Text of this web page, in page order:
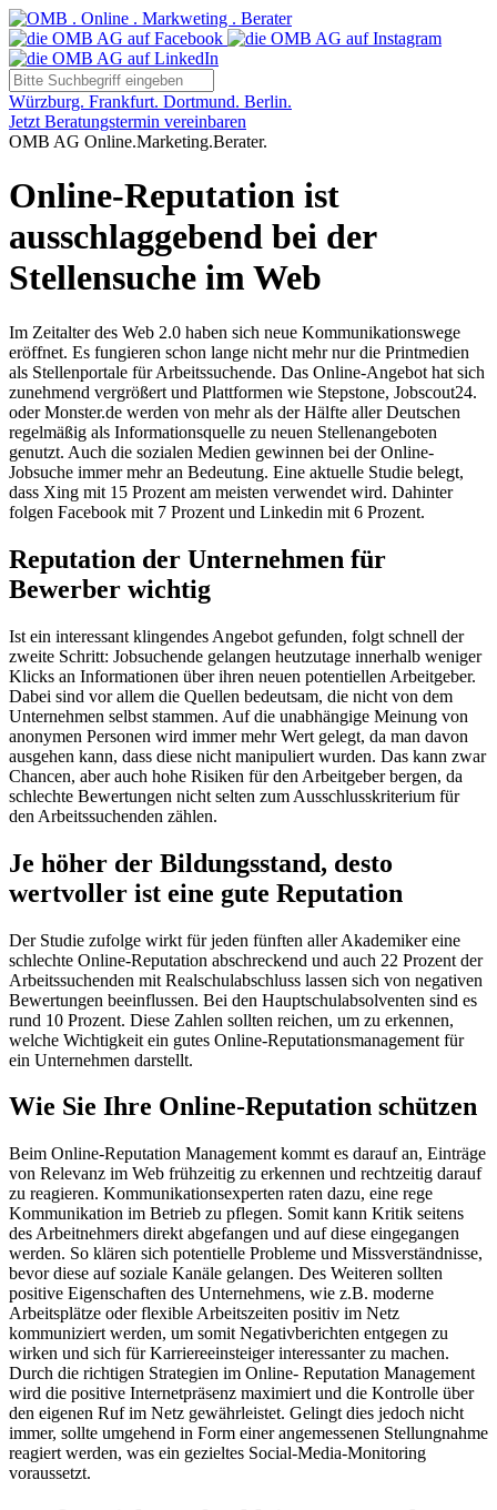
Würzburg. Frankfurt. Dortmund. Berlin.
Jetzt Beratungstermin vereinbaren
OMB AG Online.Marketing.Berater.
Online-Reputation ist
ausschlaggebend bei der
Stellensuche im Web
Im Zeitalter des Web 2.0 haben sich neue Kommunikationswege
eröffnet. Es fungieren schon lange nicht mehr nur die Printmedien
als Stellenportale für Arbeitssuchende. Das Online-Angebot hat sich
zunehmend vergrößert und Plattformen wie Stepstone, Jobscout24.
oder Monster.de werden von mehr als der Hälfte aller Deutschen
regelmäßig als Informationsquelle zu neuen Stellenangeboten
genutzt. Auch die sozialen Medien gewinnen bei der Online-
Jobsuche immer mehr an Bedeutung. Eine aktuelle Studie belegt,
dass Xing mit 15 Prozent am meisten verwendet wird. Dahinter
folgen Facebook mit 7 Prozent und Linkedin mit 6 Prozent.
Reputation der Unternehmen für
Bewerber wichtig
Ist ein interessant klingendes Angebot gefunden, folgt schnell der
zweite Schritt: Jobsuchende gelangen heutzutage innerhalb weniger
Klicks an Informationen über ihren neuen potentiellen Arbeitgeber.
Dabei sind vor allem die Quellen bedeutsam, die nicht von dem
Unternehmen selbst stammen. Auf die unabhängige Meinung von
anonymen Personen wird immer mehr Wert gelegt, da man davon
ausgehen kann, dass diese nicht manipuliert wurden. Das kann zwar
Chancen, aber auch hohe Risiken für den Arbeitgeber bergen, da
schlechte Bewertungen nicht selten zum Ausschlusskriterium für
den Arbeitssuchenden zählen.
Je höher der Bildungsstand, desto
wertvoller ist eine gute Reputation
Der Studie zufolge wirkt für jeden fünften aller Akademiker eine
schlechte Online-Reputation abschreckend und auch 22 Prozent der
Arbeitssuchenden mit Realschulabschluss lassen sich von negativen
Bewertungen beeinflussen. Bei den Hauptschulabsolventen sind es
rund 10 Prozent. Diese Zahlen sollten reichen, um zu erkennen,
welche Wichtigkeit ein gutes Online-Reputationsmanagement für
ein Unternehmen darstellt.
Wie Sie Ihre Online-Reputation schützen
Beim Online-Reputation Management kommt es darauf an, Einträge
von Relevanz im Web frühzeitig zu erkennen und rechtzeitig darauf
zu reagieren. Kommunikationsexperten raten dazu, eine rege
Kommunikation im Betrieb zu pflegen. Somit kann Kritik seitens
des Arbeitnehmers direkt abgefangen und auf diese eingegangen
werden. So klären sich potentielle Probleme und Missverständnisse,
bevor diese auf soziale Kanäle gelangen. Des Weiteren sollten
positive Eigenschaften des Unternehmens, wie z.B. moderne
Arbeitsplätze oder flexible Arbeitszeiten positiv im Netz
kommuniziert werden, um somit Negativberichten entgegen zu
wirken und sich für Karriereeinsteiger interessanter zu machen.
Durch die richtigen Strategien im Online- Reputation Management
wird die positive Internetpräsenz maximiert und die Kontrolle über
den eigenen Ruf im Netz gewährleistet. Gelingt dies jedoch nicht
immer, sollte umgehend in Form einer angemessenen Stellungnahme
reagiert werden, was ein gezieltes Social-Media-Monitoring
voraussetzt.